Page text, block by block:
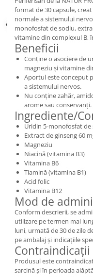
format de 30 capsule,
normale a sistemului
monofosfat de sodiu,
vitamine din complexul B,
Beneficii
Conține o asociere de
magneziu și vitamine
Aportul este conceput
a sistemului nervos.
Nu conține zahăr,
arome sau conservanți.
Ingrediente/
Uridin 5-monofosfat de
Extract de ginseng 60
Magneziu
Niacină (vitamina B3)
Vitamina B6
Tiamină (vitamina B1)
Acid folic
Vitamina B12
Mod de
Conform descrierii, se
utilizare pe termen mai
luni, urmată de 30 de zile
pe ambalaj și indicațiile
Produsul este
sarcină și în perioada